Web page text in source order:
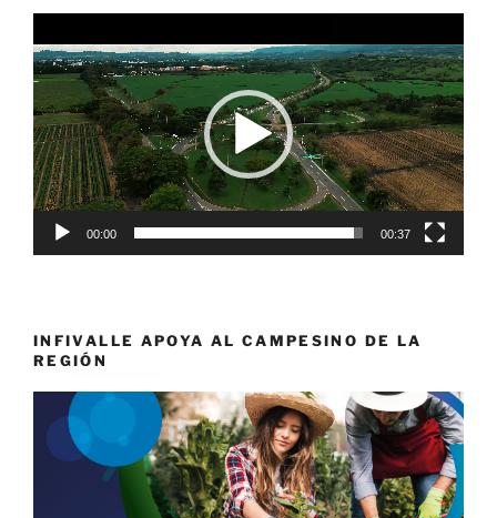
de
vídeo
00:00 00:37
INFIVALLE APOYA AL CAMPESINO DE LA
REGIÓN